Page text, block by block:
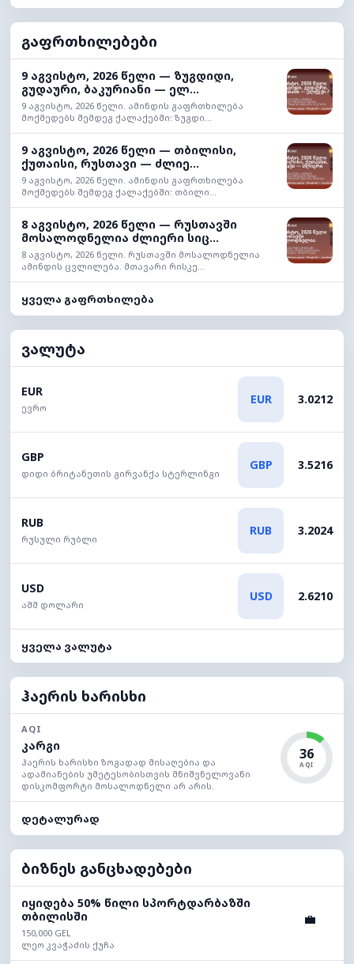
გაფრთხილებები
9 აგვისტო, 2026 წელი — ზუგდიდი,
გუდაური, ბაკურიანი — ელ...
9 აგვისტო, 2026 წელი. ამინდის გაფრთხილება
მოქმედებს შემდეგ ქალაქებში: ზუგდი...
9 აგვისტო, 2026 წელი — თბილისი,
ქუთაისი, რუსთავი — ძლიე...
9 აგვისტო, 2026 წელი. ამინდის გაფრთხილება
მოქმედებს შემდეგ ქალაქებში: თბილი...
8 აგვისტო, 2026 წელი — რუსთავში
მოსალოდნელია ძლიერი სიც...
8 აგვისტო, 2026 წელი. რუსთავში მოსალოდნელია
ამინდის ცვლილება. მთავარი რისკე...
ყველა გაფრთხილება
ვალუტა
EUR
ევრო
EUR 3.0212
GBP
დიდი ბრიტანეთის გირვანქა სტერლინგი
GBP 3.5216
RUB
რუსული რუბლი
RUB 3.2024
USD
აშშ დოლარი
USD 2.6210
ყველა ვალუტა
ჰაერის ხარისხი
AQI
კარგი
ჰაერის ხარისხი ზოგადად მისაღებია და
ადამიანების უმეტესობისთვის მნიშვნელოვანი
დისკომფორტი მოსალოდნელი არ არის.
36
AQI
დეტალურად
ბიზნეს განცხადებები
იყიდება 50% წილი სპორტდარბაზში
თბილისში
150,000 GEL
ლეო კვაჭაძის ქუჩა
💼